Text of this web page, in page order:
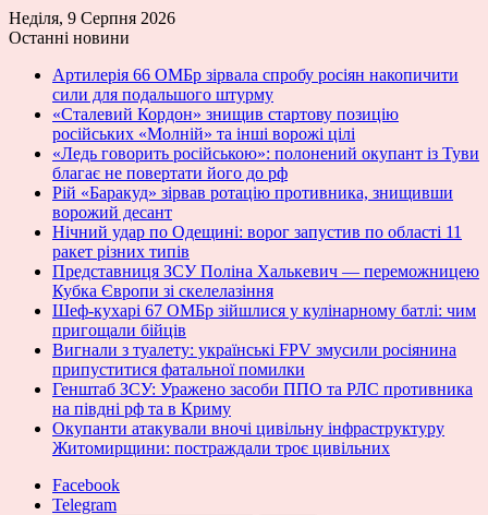
Неділя, 9 Серпня 2026
Останні новини
Артилерія 66 ОМБр зірвала спробу росіян накопичити
сили для подальшого штурму
«Сталевий Кордон» знищив стартову позицію
російських «Молній» та інші ворожі цілі
«Ледь говорить російською»: полонений окупант із Туви
благає не повертати його до рф
Рій «Баракуд» зірвав ротацію противника, знищивши
ворожий десант
Нічний удар по Одещині: ворог запустив по області 11
ракет різних типів
Представниця ЗСУ Поліна Халькевич — переможницею
Кубка Європи зі скелелазіння
Шеф-кухарі 67 ОМБр зійшлися у кулінарному батлі: чим
пригощали бійців
Вигнали з туалету: українські FPV змусили росіянина
припуститися фатальної помилки
Генштаб ЗСУ: Уражено засоби ППО та РЛС противника
на півдні рф та в Криму
Окупанти атакували вночі цивільну інфраструктуру
Житомирщини: постраждали троє цивільних
Facebook
Telegram